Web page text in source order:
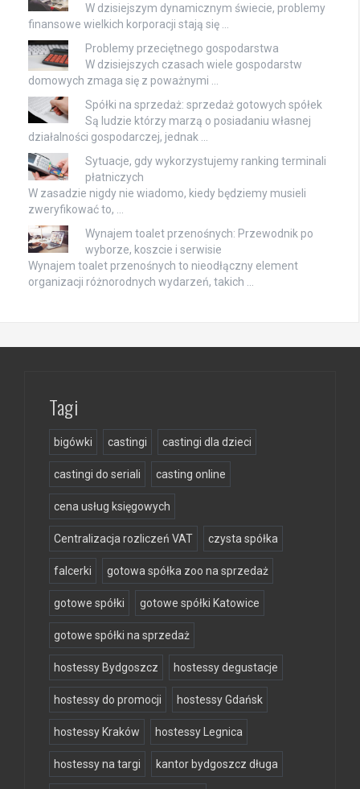
W dzisiejszym dynamicznym świecie, problemy
finansowe wielkich korporacji stają się …
Problemy przeciętnego gospodarstwa
W dzisiejszych czasach wiele gospodarstw
domowych zmaga się z poważnymi …
Spółki na sprzedaż: sprzedaż gotowych spółek
Są ludzie którzy marzą o posiadaniu własnej
działalności gospodarczej, jednak …
Sytuacje, gdy wykorzystujemy ranking terminali
płatniczych
W zasadzie nigdy nie wiadomo, kiedy będziemy musieli
zweryfikować to, …
Wynajem toalet przenośnych: Przewodnik po
wyborze, koszcie i serwisie
Wynajem toalet przenośnych to nieodłączny element
organizacji różnorodnych wydarzeń, takich …
Tagi
bigówki castingi castingi dla dzieci
castingi do seriali casting online
cena usług księgowych
Centralizacja rozliczeń VAT czysta spółka
falcerki gotowa spółka zoo na sprzedaż
gotowe spółki gotowe spółki Katowice
gotowe spółki na sprzedaż
hostessy Bydgoszcz hostessy degustacje
hostessy do promocji hostessy Gdańsk
hostessy Kraków hostessy Legnica
hostessy na targi kantor bydgoszcz długa